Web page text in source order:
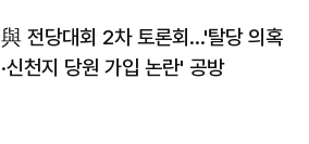
與 전당대회 2차 토론회…'탈당 의혹
·신천지 당원 가입 논란' 공방